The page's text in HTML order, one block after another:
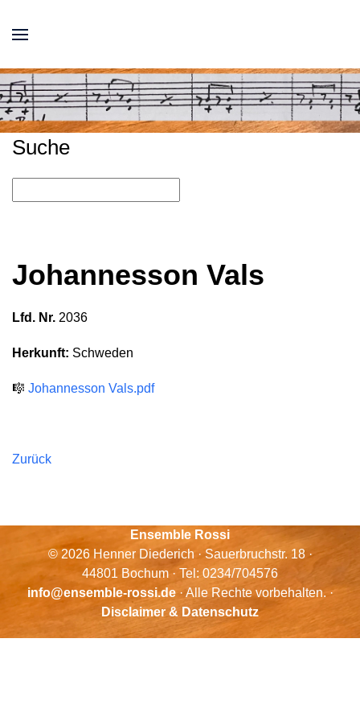
Suche
Johannesson Vals
Lfd. Nr. 2036
Herkunft: Schweden
🎼 Johannesson Vals.pdf
Zurück
Ensemble Rossi
© 2026 Henner Diederich · Sauerbruchstr. 18 ·
44801 Bochum · Tel: 0234/704576
info@ensemble-rossi.de· Alle Rechte vorbehalten. ·
Disclaimer & Datenschutz